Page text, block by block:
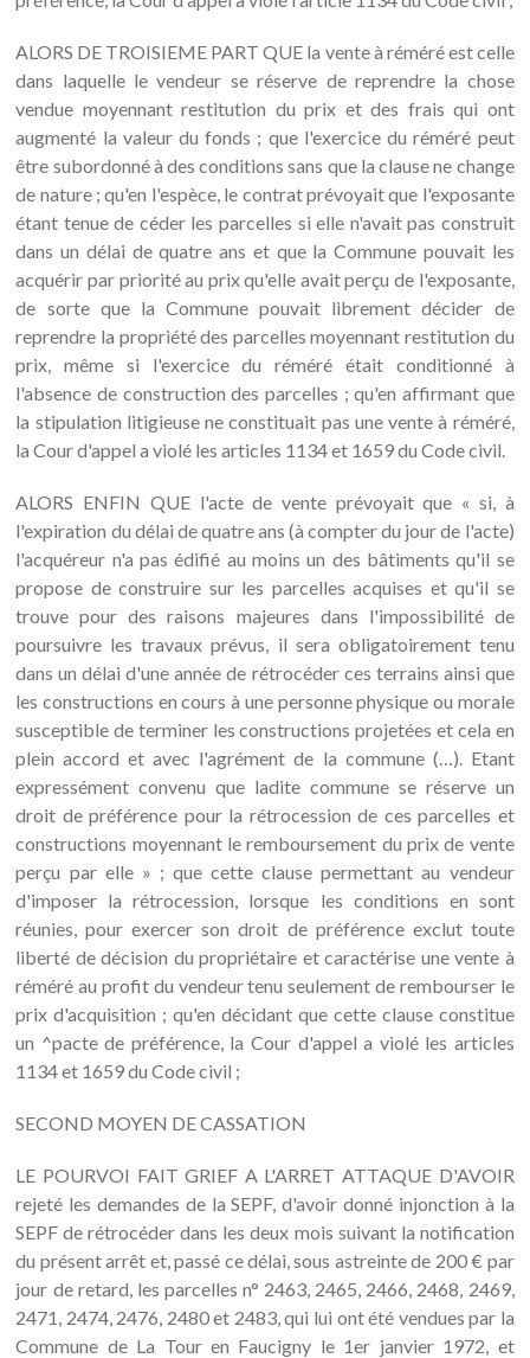
ALORS DE TROISIEME PART QUE la vente à réméré est celle
dans laquelle le vendeur se réserve de reprendre la chose
vendue moyennant restitution du prix et des frais qui ont
augmenté la valeur du fonds ; que l'exercice du réméré peut
être subordonné à des conditions sans que la clause ne change
de nature ; qu'en l'espèce, le contrat prévoyait que l'exposante
étant tenue de céder les parcelles si elle n'avait pas construit
dans un délai de quatre ans et que la Commune pouvait les
acquérir par priorité au prix qu'elle avait perçu de l'exposante,
de sorte que la Commune pouvait librement décider de
reprendre la propriété des parcelles moyennant restitution du
prix, même si l'exercice du réméré était conditionné à
l'absence de construction des parcelles ; qu'en affirmant que
la stipulation litigieuse ne constituait pas une vente à réméré,
la Cour d'appel a violé les articles 1134 et 1659 du Code civil.
ALORS ENFIN QUE l'acte de vente prévoyait que « si, à
l'expiration du délai de quatre ans (à compter du jour de l'acte)
l'acquéreur n'a pas édifié au moins un des bâtiments qu'il se
propose de construire sur les parcelles acquises et qu'il se
trouve pour des raisons majeures dans l'impossibilité de
poursuivre les travaux prévus, il sera obligatoirement tenu
dans un délai d'une année de rétrocéder ces terrains ainsi que
les constructions en cours à une personne physique ou morale
susceptible de terminer les constructions projetées et cela en
plein accord et avec l'agrément de la commune (…). Etant
expressément convenu que ladite commune se réserve un
droit de préférence pour la rétrocession de ces parcelles et
constructions moyennant le remboursement du prix de vente
perçu par elle » ; que cette clause permettant au vendeur
d'imposer la rétrocession, lorsque les conditions en sont
réunies, pour exercer son droit de préférence exclut toute
liberté de décision du propriétaire et caractérise une vente à
réméré au profit du vendeur tenu seulement de rembourser le
prix d'acquisition ; qu'en décidant que cette clause constitue
un ^pacte de préférence, la Cour d'appel a violé les articles
1134 et 1659 du Code civil ;
SECOND MOYEN DE CASSATION
LE POURVOI FAIT GRIEF A L'ARRET ATTAQUE D'AVOIR
rejeté les demandes de la SEPF, d'avoir donné injonction à la
SEPF de rétrocéder dans les deux mois suivant la notification
du présent arrêt et, passé ce délai, sous astreinte de 200 € par
jour de retard, les parcelles n° 2463, 2465, 2466, 2468, 2469,
2471, 2474, 2476, 2480 et 2483, qui lui ont été vendues par la
Commune de La Tour en Faucigny le 1er janvier 1972, et